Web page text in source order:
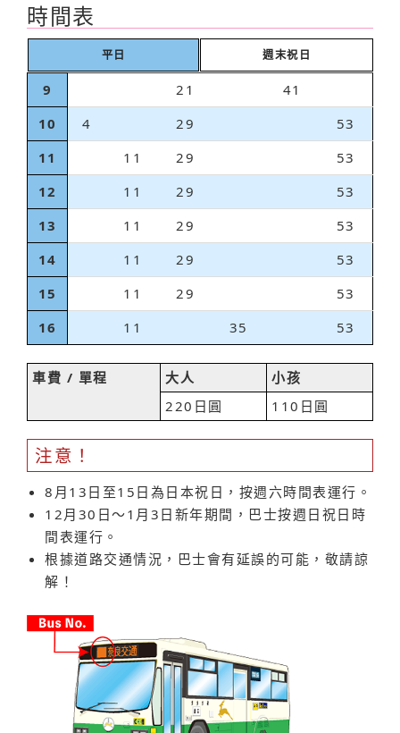
時間表
平日 週末祝日
9 21
41
10
4 29
53
11
11 29
53
12
11 29
53
13
11 29
53
14
11 29
53
15
11 29
53
16
11 35 53
車費 / 單程 大人
小孩
220日圓
110日圓
注意！
8月13日至15日為日本祝日，按週六時間表運行。
12月30日～1月3日新年期間，巴士按週日祝日時
間表運行。
根據道路交通情況，巴士會有延誤的可能，敬請諒
解！